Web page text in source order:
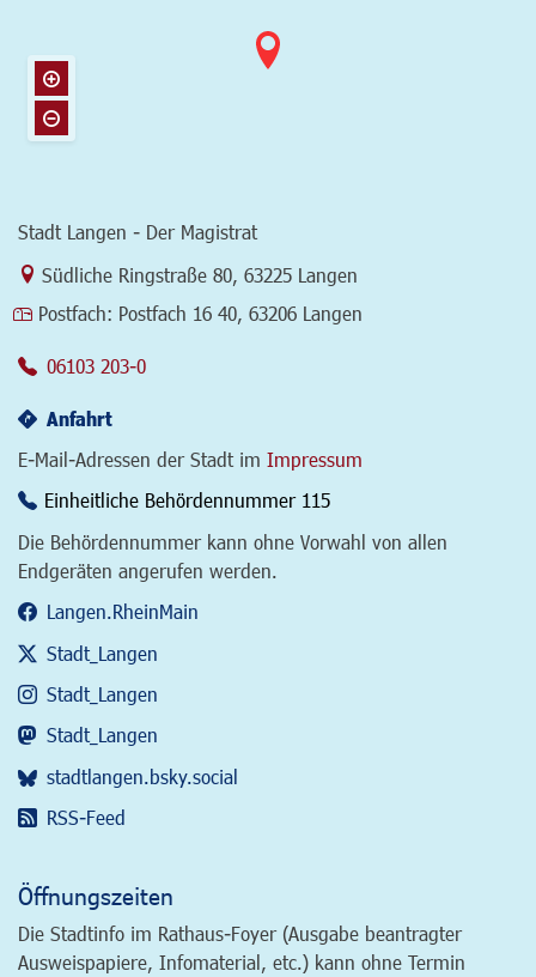
Stadt Langen - Der Magistrat
Link zur Google-Maps Navigation
Südliche Ringstraße 80 63225 Langen
Postfach: Postfach 16 40, 63206 Langen
06103 203-0
Anfahrt
E-Mail-Adressen der Stadt im Impressum
Einheitliche Behördennummer 115
Die Behördennummer kann ohne Vorwahl von allen
Endgeräten angerufen werden.
Langen.RheinMain
Stadt_Langen
Stadt_Langen
Stadt_Langen
stadtlangen.bsky.social
RSS-Feed
Öffnungszeiten
Die Stadtinfo im Rathaus-Foyer (Ausgabe beantragter
Ausweispapiere, Infomaterial, etc.) kann ohne Termin